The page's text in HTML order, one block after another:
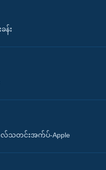
န်း
သတင်းအက်ပ်-Apple